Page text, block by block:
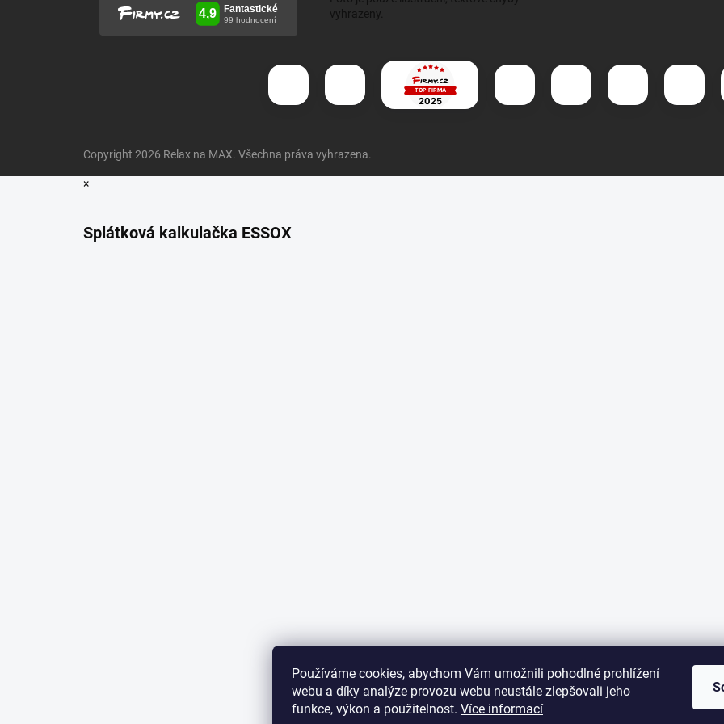
Používáme cookies, abychom Vám umožnili pohodlné prohlížení
webu a díky analýze provozu webu neustále zlepšovali jeho
funkce, výkon a použitelnost. Více informací
vyhrazeny.
Copyright 2026 Relax na MAX. Všechna práva vyhrazena.
×
Splátková kalkulačka ESSOX